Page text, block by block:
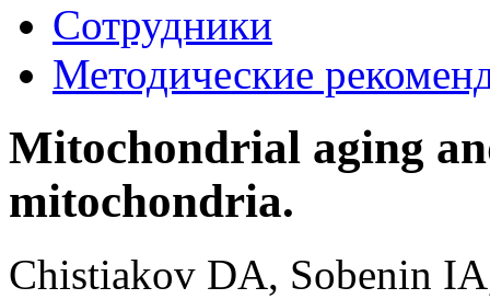
Сотрудники
Методические
Mitochondrial aging
mitochondria.
Chistiakov DA, Sobenin